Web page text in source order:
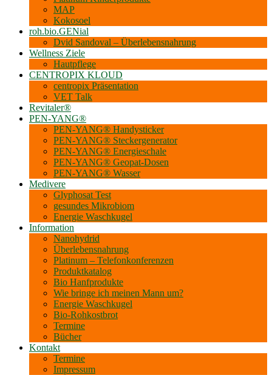
MAP
Kokosoel
roh.bio.GENial
Dvid Sandoval – Überlebensnahrung
Wellness Ziele
Hautpflege
CENTROPIX KLOUD
centropix Präsentation
VET Talk
Revitaler®
PEN-YANG®
PEN-YANG® Handysticker
PEN-YANG® Steckergenerator
PEN-YANG® Energieschale
PEN-YANG® Geopat-Dosen
PEN-YANG® Wasser
Medivere
Glyphosat Test
gesundes Mikrobiom
Energie Waschkugel
Information
Nanohydrid
Überlebensnahrung
Platinum – Telefonkonferenzen
Produktkatalog
Bio Hanf­produkte
Wie bringe ich meinen Mann um?
Energie Waschkugel
Bio-Rohkostbrot
Termine
Bücher
Kontakt
Termine
Impressum